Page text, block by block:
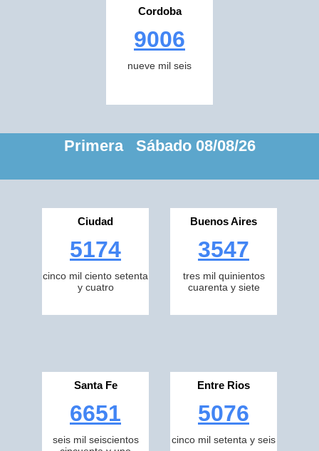
Cordoba
9006
nueve mil seis
Primera Sábado 08/08/26
Ciudad
5174
cinco mil ciento setenta
y cuatro
Buenos Aires
3547
tres mil quinientos
cuarenta y siete
Santa Fe
6651
seis mil seiscientos
Entre Rios
5076
cinco mil setenta y seis